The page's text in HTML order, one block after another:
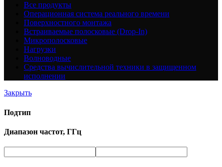
Все продукты
Операционная система реального времени
Поверхностного монтажа
Встраиваемые полосковые (Drop-In)
Микрополосковые
Нагрузки
Волноводные
Средства вычислительной техники в защищенном
исполнении
Закрыть
Подтип
Диапазон частот, ГГц